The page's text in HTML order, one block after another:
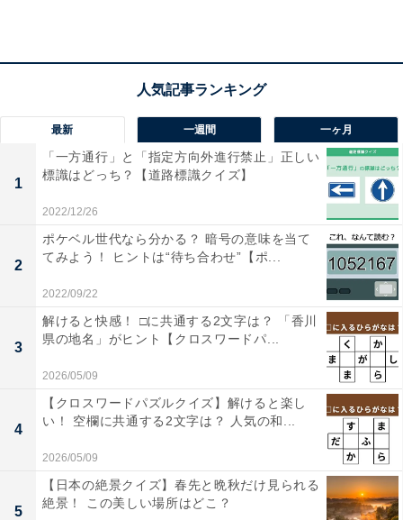
最新 一週間 一ヶ月
1
「一方通行」と「指定方向外進行禁止」正しい
標識はどっち？【道路標識クイズ】
2022/12/26
2
ポケベル世代なら分かる？ 暗号の意味を当て
てみよう！ ヒントは“待ち合わせ”【ポ...
2022/09/22
3
解けると快感！ □に共通する2文字は？ 「香川
県の地名」がヒント【クロスワードパ...
2026/05/09
4
【クロスワードパズルクイズ】解けると楽し
い！ 空欄に共通する2文字は？ 人気の和...
2026/05/09
5
【日本の絶景クイズ】春先と晩秋だけ見られる
絶景！ この美しい場所はどこ？